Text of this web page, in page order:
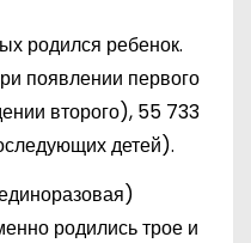
родился ребенок.
появлении первого
второго), 55 733
детей).
родились трое и